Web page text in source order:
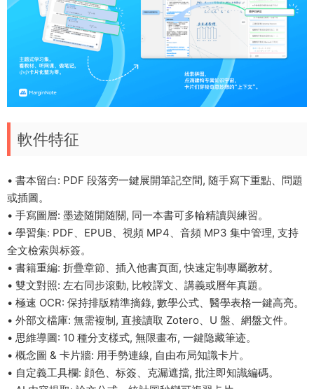
軟件特征
• 書本留白: PDF 段落旁一鍵展開筆記空間, 随手寫下重點、問題
或插圖。
• 手寫圖層: 墨迹随開随關, 同一本書可多輪精讀與練習。
• 學習集: PDF、EPUB、視頻 MP4、音頻 MP3 集中管理, 支持
全文檢索與标簽。
• 書籍重編: 折疊章節、插入他書頁面, 快速定制專屬教材。
• 雙文對照: 左右同步滾動, 比較譯文、講義或曆年真題。
• 極速 OCR: 保持排版精準摘錄, 數學公式、醫學表格一鍵高亮。
• 外部文檔庫: 無需複制, 直接讀取 Zotero、U 盤、網盤文件。
• 思維導圖: 10 種分支樣式, 無限畫布, 一鍵隐藏筆迹。
• 概念圖 & 卡片牆: 用手勢連線, 自由布局知識卡片。
• 自定義工具欄: 顔色、标簽、克漏遮擋, 批注即知識編碼。